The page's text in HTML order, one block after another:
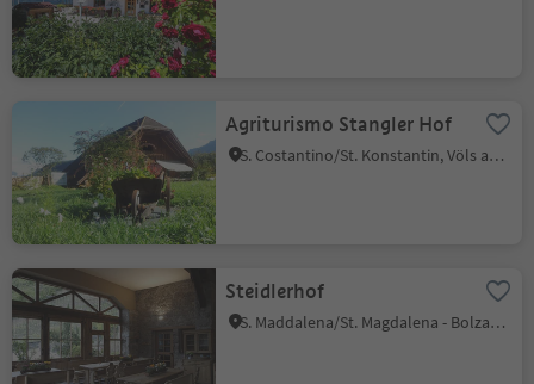
Agriturismo Stangler Hof
S. Costantino/St. Konstantin, Völs am Schlern/Fiè allo Sciliar, Dolomites Region Seiser Alm
Steidlerhof
S. Maddalena/St. Magdalena - Bolzano/Bozen, Bolzano/Bozen, Bolzano/Bozen and environs